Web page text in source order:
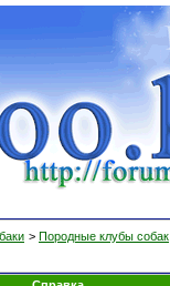
> Породные клубы собак